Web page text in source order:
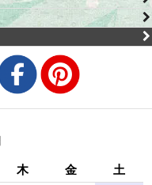
木 金
土